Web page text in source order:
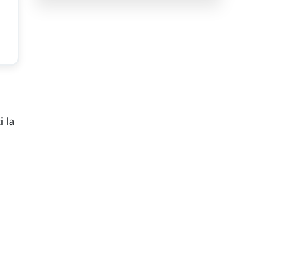
la